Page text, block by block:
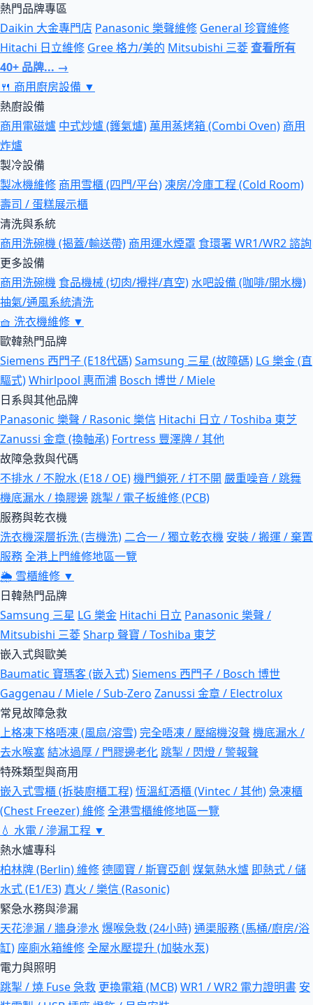
熱門品牌專區
Daikin 大金專門店 Panasonic 樂聲維修 General 珍寶維修
Hitachi 日立維修 Gree 格力/美的 Mitsubishi 三菱查看所有
40+ 品牌... →
🍴 商用廚房設備 ▼
熱廚設備
商用電磁爐 中式炒爐 (鑊氣爐) 萬用蒸烤箱 (Combi Oven) 商用
炸爐
製冷設備
製冰機維修 商用雪櫃 (四門/平台)凍房/冷庫工程 (Cold Room)
壽司 / 蛋糕展示櫃
清洗與系統
商用洗碗機 (揭蓋/輸送帶) 商用運水煙罩 食環署 WR1/WR2 諮詢
更多設備
商用洗碗機 食品機械 (切肉/攪拌/真空)水吧設備 (咖啡/開水機)
抽氣/通風系統清洗
🧺 洗衣機維修 ▼
歐韓熱門品牌
Siemens 西門子 (E18代碼)Samsung 三星 (故障碼) LG 樂金 (直
驅式)Whirlpool 惠而浦 Bosch 博世 / Miele
日系與其他品牌
Panasonic 樂聲 / Rasonic 樂信 Hitachi 日立 / Toshiba 東芝
Zanussi 金章 (換軸承) Fortress 豐澤牌 / 其他
故障急救與代碼
不排水 / 不脫水 (E18 / OE)機門鎖死 / 打不開 嚴重噪音 / 跳舞
機底漏水 / 換膠邊跳掣 / 電子板維修 (PCB)
服務與乾衣機
洗衣機深層拆洗 (吉機洗) 二合一 / 獨立乾衣機 安裝 / 搬運 / 棄置
服務全港上門維修地區一覽
🌦 雪櫃維修 ▼
日韓熱門品牌
Samsung 三星 LG 樂金 Hitachi 日立 Panasonic 樂聲 /
Mitsubishi 三菱Sharp 聲寶 / Toshiba 東芝
嵌入式與歐美
Baumatic 寶瑪客 (嵌入式)Siemens 西門子 / Bosch 博世
Gaggenau / Miele / Sub-Zero Zanussi 金章 / Electrolux
常見故障急救
上格凍下格唔凍 (風扇/溶雪)完全唔凍 / 壓縮機沒聲 機底漏水 /
去水喉塞結冰過厚 / 門膠邊老化跳掣 / 閃燈 / 警報聲
特殊類型與商用
嵌入式雪櫃 (拆裝廚櫃工程)恆溫紅酒櫃 (Vintec / 其他)急凍櫃
(Chest Freezer) 維修全港雪櫃維修地區一覽
💧 水電 / 滲漏工程 ▼
熱水爐專科
柏林牌 (Berlin) 維修德國寶 / 斯寶亞創 煤氣熱水爐 即熱式 / 儲
水式 (E1/E3) 真火 / 樂信 (Rasonic)
緊急水務與滲漏
天花滲漏 / 牆身滲水爆喉急救 (24小時)通渠服務 (馬桶/廚房/浴
缸) 座廁水箱維修全屋水壓提升 (加裝水泵)
電力與照明
跳掣 / 燒 Fuse 急救 更換電箱 (MCB)WR1 / WR2 電力證明書 安